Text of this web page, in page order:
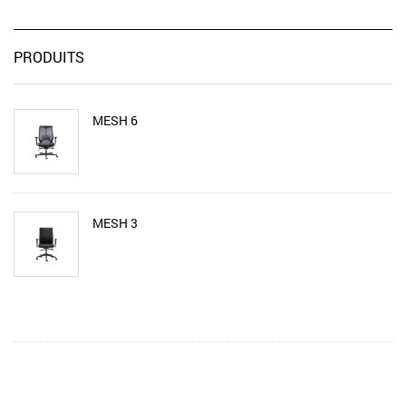
PRODUITS
MESH 6
MESH 3